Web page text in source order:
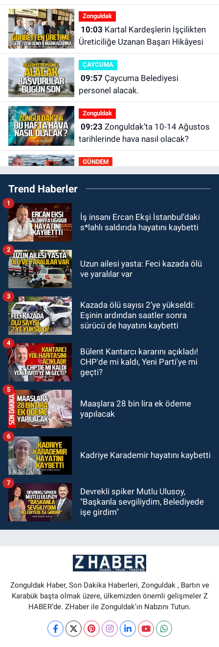
Zonguldak
10:03
Üreticiliğe Uzanan Başarı Hikâyesi
ÇAYCUMA
09:57
personel alacak.
Zonguldak
09:23
tarihlerinde hava nasıl olacak?
GÜNDEM
00:19Zonguldak'ta boğulmalar
neden yaşandı? Batur Hamarat
23:21Zonguldak'a tur ile gelip
denize giren 16 yaşındaki çocuk
22:54Zonguldakspor Nevzat Bilen
GÜNDEM
22:40
Ergin’in ailesine taziye ziyaretinde
Trend Haberler
İş insanı Ercan Ekşi İstanbul’daki
s*lahlı saldırıda hayatını kaybetti
1
Uzun ailesi yasta: Feci kazada ölü
ve yaralılar var
2
Kazada ölü sayısı 2’ye yükseldi:
Eşinin ardından saatler sonra
sürücü de hayatını kaybetti
3
Bülent Kantarcı kararını açıkladı!
CHP'de mi kaldı, Yeni Parti'ye mi
geçti?
4
Maaşlara 28 bin lira ek ödeme
yapılacak
5
Kadriye Karademir hayatını kaybetti
6
Devrekli spiker Mutlu Ulusoy,
"Başkanla sevgiliydim, Belediyede
işe girdim"
7
Zonguldak Haber, Son Dakika Haberleri, Zonguldak , Bartın ve
Karabük başta olmak üzere, ülkemizden önemli gelişmeler Z
HABER’de. ZHaber ile Zonguldak’ın Nabzını Tutun.